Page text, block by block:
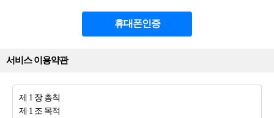
휴대폰인증
서비스 이용약관
제 1 장 총칙
제 1 조 목적